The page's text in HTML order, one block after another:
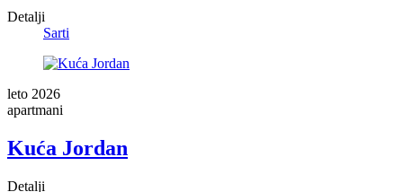
Detalji
Sarti
leto 2026
apartmani
Kuća Jordan
Detalji